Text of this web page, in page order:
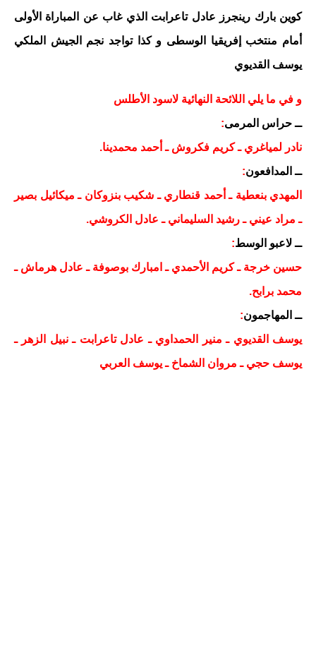
كوين بارك رينجرز عادل تاعرابت الذي غاب عن المباراة الأولى
أمام منتخب إفريقيا الوسطى و كذا تواجد نجم الجيش الملكي
يوسف القديوي
و في ما يلي اللائحة النهائية لاسود الأطلس
ــ حراس المرمى:
نادر لمياغري ـ كريم فكروش ـ أحمد محمدينا.
ــ المدافعون:
المهدي بنعطية ـ أحمد قنطاري ـ شكيب بنزوكان ـ ميكائيل بصير
ـ مراد عيني ـ رشيد السليماني ـ عادل الكروشي.
ــ لاعبو الوسط:
حسين خرجة ـ كريم الأحمدي ـ امبارك بوصوفة ـ عادل هرماش ـ
محمد برابح.
ــ المهاجمون:
يوسف القديوي ـ منير الحمداوي ـ عادل تاعرابت ـ نبيل الزهر ـ
يوسف حجي ـ مروان الشماخ ـ يوسف العربي